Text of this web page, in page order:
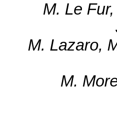
M. Le
M. Lazaro,
M.